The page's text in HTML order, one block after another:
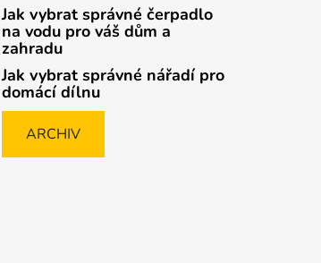
Jak vybrat správné čerpadlo
na vodu pro váš dům a
zahradu
Jak vybrat správné nářadí pro
domácí dílnu
ARCHIV